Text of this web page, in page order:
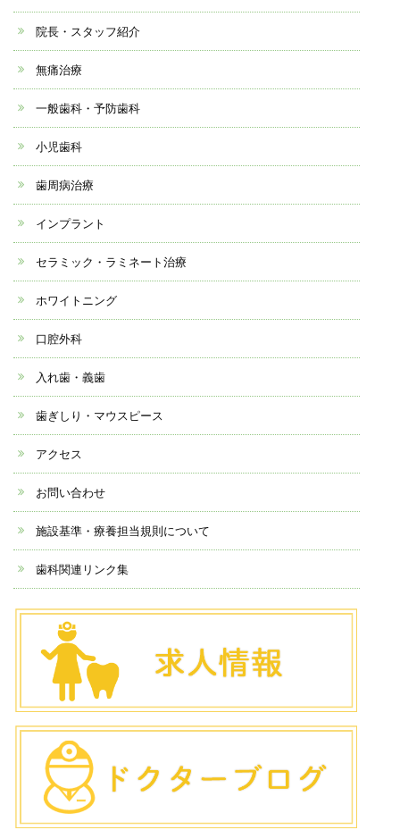
院長・スタッフ紹介
無痛治療
一般歯科・予防歯科
小児歯科
歯周病治療
インプラント
セラミック・ラミネート治療
ホワイトニング
口腔外科
入れ歯・義歯
歯ぎしり・マウスピース
アクセス
お問い合わせ
施設基準・療養担当規則について
歯科関連リンク集